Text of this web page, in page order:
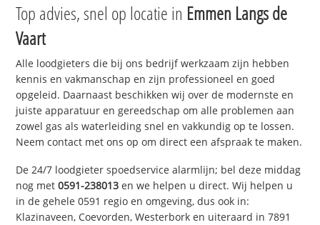
Top advies, snel op locatie in Emmen Langs de
Vaart
Alle loodgieters die bij ons bedrijf werkzaam zijn hebben
kennis en vakmanschap en zijn professioneel en goed
opgeleid. Daarnaast beschikken wij over de modernste en
juiste apparatuur en gereedschap om alle problemen aan
zowel gas als waterleiding snel en vakkundig op te lossen.
Neem contact met ons op om direct een afspraak te maken.
De 24/7 loodgieter spoedservice alarmlijn; bel deze middag
nog met0591-238013 en we helpen u direct. Wij helpen u
in de gehele 0591 regio en omgeving, dus ook in:
Klazinaveen, Coevorden, Westerbork en uiteraard in 7891